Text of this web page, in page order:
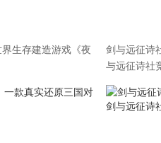
生存建造游戏《夜
剑与远征诗
与远征诗社